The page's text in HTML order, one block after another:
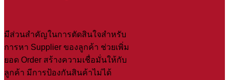
มีส่วนสำคัญในการตัดสินใจสำหรับ
การหา Supplier ของลูกค้า ช่วยเพิ่ม
ยอด Order สร้างความเชื่อมั่นให้กับ
ลูกค้า มีการป้องกันสินค้าไม่ได้